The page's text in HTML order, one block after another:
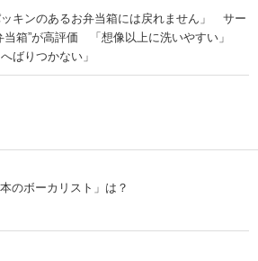
ッキンのあるお弁当箱には戻れません」 サー
当箱”が高評価 「想像以上に洗いやすい」
へばりつかない」
のボーカリスト」は？